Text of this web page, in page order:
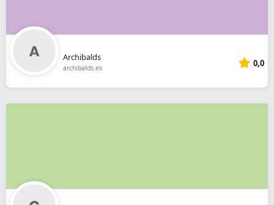
Archibalds
archibalds.es 0,0